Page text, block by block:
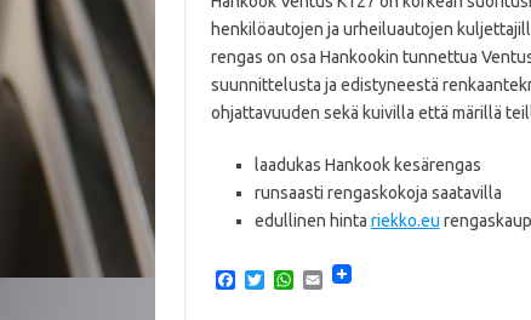
henkilöautojen ja urheiluautojen
rengas on osa Hankookin tunnettua
suunnittelusta ja edistyneestä
ohjattavuuden sekä kuivilla että märillä
laadukas Hankook kesärengas
runsaasti rengaskokoja saatavilla
edullinen hinta riekko.eu
F
T
W
E